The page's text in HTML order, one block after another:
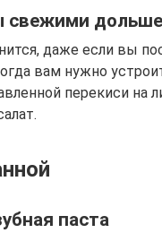
свежими дольше
даже если вы
вам нужно
перекиси на
паста